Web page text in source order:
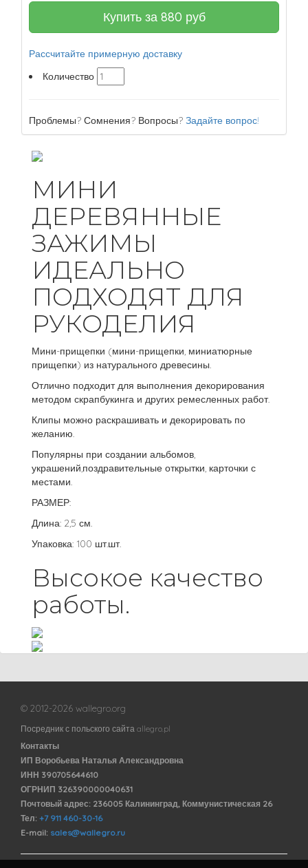
Купить за 880 руб
Рассчитайте примерную доставку
Количество
Проблемы? Сомнения? Вопросы? Задайте вопрос!
МИНИ
ДЕРЕВЯННЫЕ
ЗАЖИМЫ
ИДЕАЛЬНО
ПОДХОДЯТ ДЛЯ
РУКОДЕЛИЯ
Мини-прищепки (мини-прищепки, миниатюрные
прищепки) из натурального древесины.
Отлично подходит для выполнения декорирования
методом скрапбукинга и других ремесленных работ.
Клипы можно раскрашивать и декорировать по
желанию.
Популярны при создании альбомов,
украшений,поздравительные открытки, карточки с
местами.
РАЗМЕР:
Длина: 2,5 см.
Упаковка: 100 шт.шт.
Высокое качество
работы.
© 2012-2026 wallegro.org
Посредник с польского сайта allegro.pl
Контакты
ИП Воробьева Наталья Александровна
ИНН 390705644610
ОГРНИП 326390000040631
Почтовый адрес: 236005 Калининград, Коммунистическая 26
Тел: +7 911 460-30-16
E-mail: sales@wallegro.ru